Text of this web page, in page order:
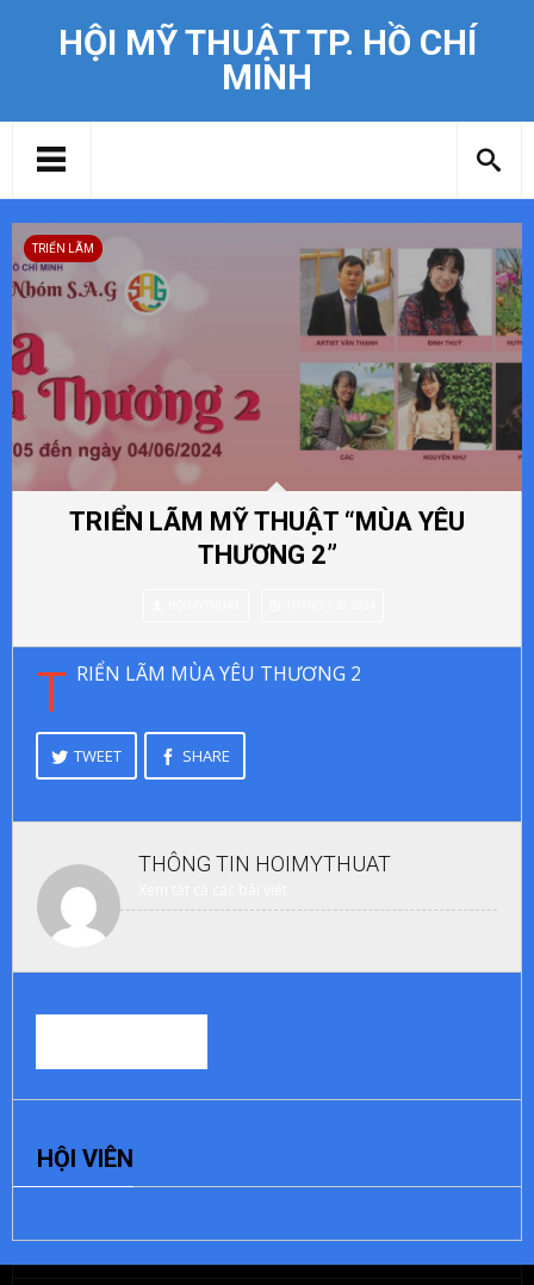
HỘI MỸ THUẬT TP. HỒ CHÍ
MINH
TRIỂN LÃM
TRIỂN LÃM MỸ THUẬT “MÙA YÊU
THƯƠNG 2”
T RIỂN LÃM MÙA YÊU THƯƠNG 2
TWEET SHARE
THÔNG TIN HOIMYTHUAT
ĐỂ
LẠI
MỘT
LUẬN
HỘI VIÊN